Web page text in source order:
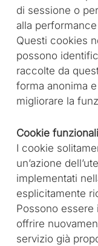
di sessione o
alla
Questi cookies
possono
raccolte da
forma anonima
migliorare la
Cookie funzionali
I cookie
un’azione
implementati
esplicitamente
Possono essere
offrire
servizio già